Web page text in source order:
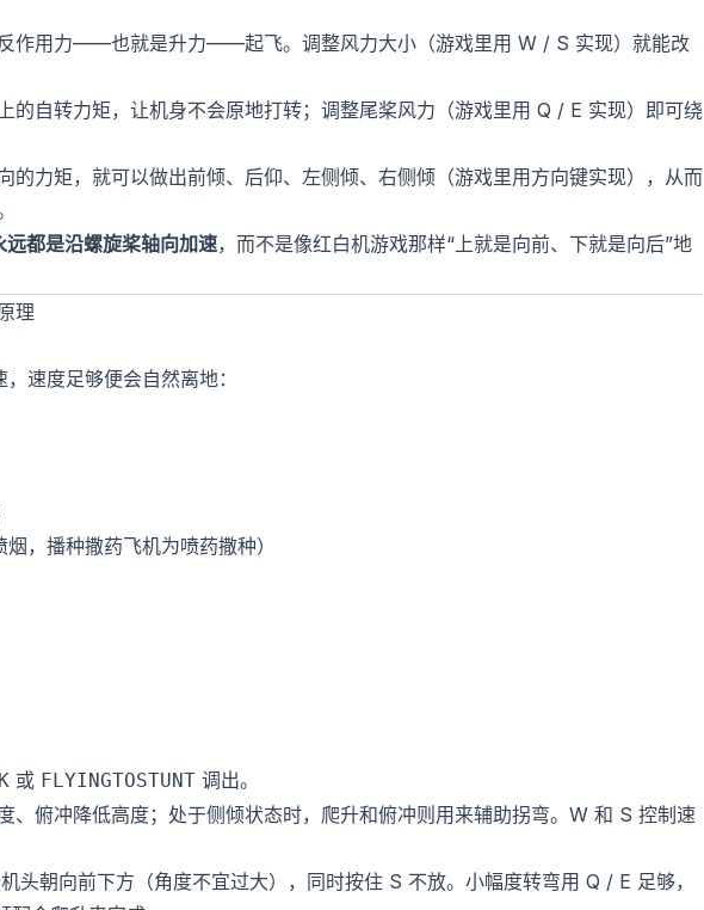
作用力——也就是升力——起飞。调整风力大小（游戏里用 W / S 实现）就能改
的自转力矩，让机身不会原地打转；调整尾桨风力（游戏里用 Q / E 实现）即可绕
的力矩，就可以做出前倾、后仰、左侧倾、右侧倾（游戏里用方向键实现），从而
远都是沿螺旋桨轴向加速，而不是像红白机游戏那样“上就是向前、下就是向后”地
理
速度足够便会自然离地：
，播种撒药飞机为喷药撒种）
或 FLYINGTOSTUNT 调出。
、俯冲降低高度；处于侧倾状态时，爬升和俯冲则用来辅助拐弯。W 和 S 控制速
头朝向前下方（角度不宜过大），同时按住 S 不放。小幅度转弯用 Q / E 足够，